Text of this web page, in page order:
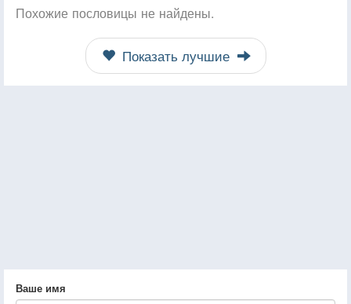
Похожие пословицы не найдены.
Показать лучшие
Ваше имя